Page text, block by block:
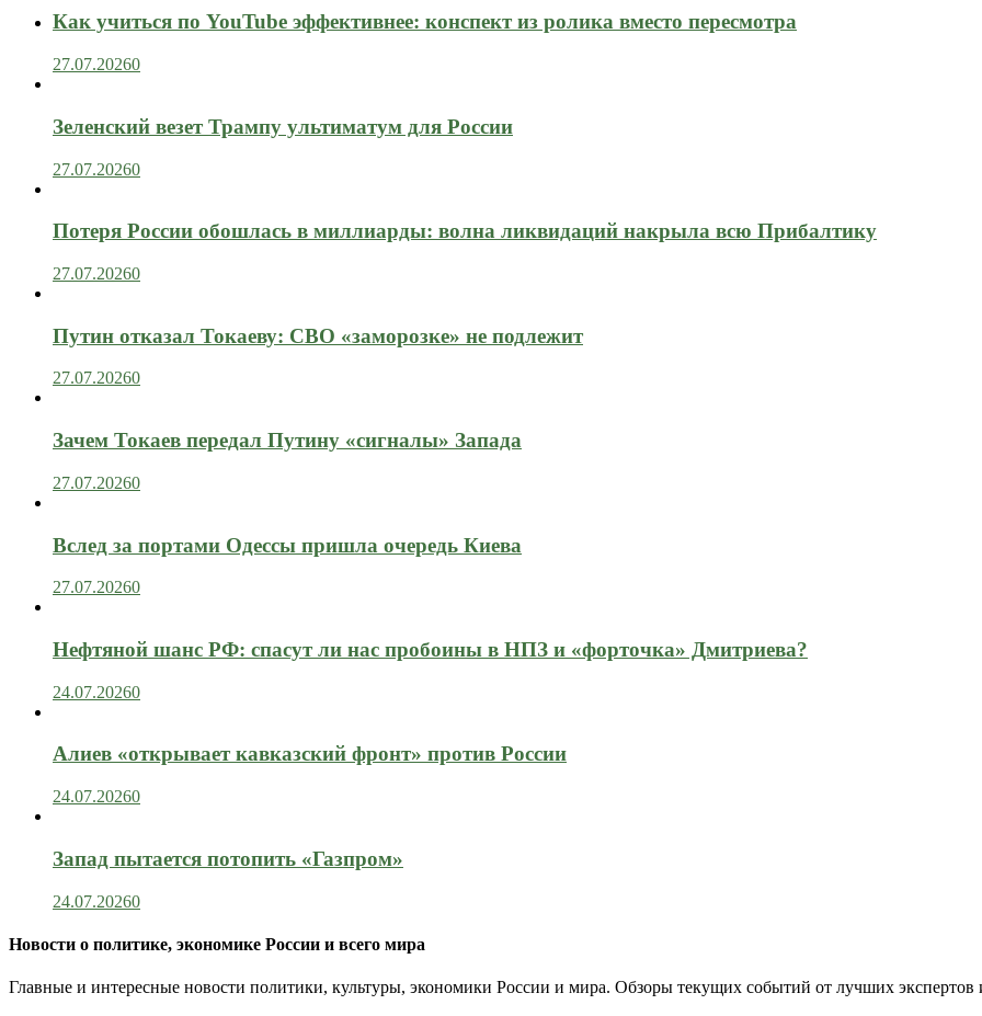
Как учиться по YouTube эффективнее: конспект из ролика вместо пересмотра
27.07.20260
Зеленский везет Трампу ультиматум для России
27.07.20260
Потеря России обошлась в миллиарды: волна ликвидаций накрыла всю Прибалтику
27.07.20260
Путин отказал Токаеву: СВО «заморозке» не подлежит
27.07.20260
Зачем Токаев передал Путину «сигналы» Запада
27.07.20260
Вслед за портами Одессы пришла очередь Киева
27.07.20260
Нефтяной шанс РФ: спасут ли нас пробоины в НПЗ и «форточка» Дмитриева?
24.07.20260
Алиев «открывает кавказский фронт» против России
24.07.20260
Запад пытается потопить «Газпром»
24.07.20260
Новости о политике, экономике России и всего мира
Главные и интересные новости политики, культуры, экономики России и мира. Обзоры текущих событий от лучших экспертов